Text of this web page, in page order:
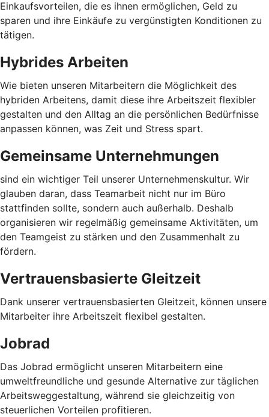
Einkaufsvorteilen, die es ihnen ermöglichen, Geld zu
sparen und ihre Einkäufe zu vergünstigten Konditionen zu
tätigen.
Hybrides Arbeiten
Wie bieten unseren Mitarbeitern die Möglichkeit des
hybriden Arbeitens, damit diese ihre Arbeitszeit flexibler
gestalten und den Alltag an die persönlichen Bedürfnisse
anpassen können, was Zeit und Stress spart.
Gemeinsame Unternehmungen
sind ein wichtiger Teil unserer Unternehmenskultur. Wir
glauben daran, dass Teamarbeit nicht nur im Büro
stattfinden sollte, sondern auch außerhalb. Deshalb
organisieren wir regelmäßig gemeinsame Aktivitäten, um
den Teamgeist zu stärken und den Zusammenhalt zu
fördern.
Vertrauensbasierte Gleitzeit
Dank unserer vertrauensbasierten Gleitzeit, können unsere
Mitarbeiter ihre Arbeitszeit flexibel gestalten.
Jobrad
Das Jobrad ermöglicht unseren Mitarbeitern eine
umweltfreundliche und gesunde Alternative zur täglichen
Arbeitsweggestaltung, während sie gleichzeitig von
steuerlichen Vorteilen profitieren.